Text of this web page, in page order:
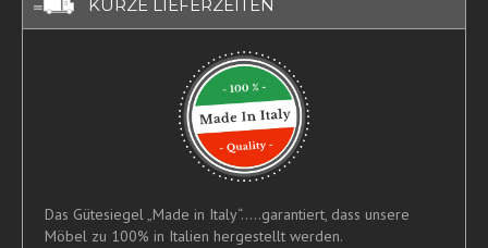
KURZE LIEFERZEITEN
Das Gütesiegel „Made in Italy“.....garantiert, dass unsere
Möbel zu 100% in Italien hergestellt werden.